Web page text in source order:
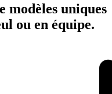
modèles uniques
ou en équipe.